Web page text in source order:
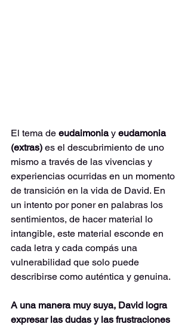
El tema de eudaimonia y eudamonia
(extras) es el descubrimiento de uno
mismo a través de las vivencias y
experiencias ocurridas en un momento
de transición en la vida de David. En
un intento por poner en palabras los
sentimientos, de hacer material lo
intangible, este material esconde en
cada letra y cada compás una
vulnerabilidad que solo puede
describirse como auténtica y genuina.
A una manera muy suya, David logra
expresar las dudas y las frustraciones